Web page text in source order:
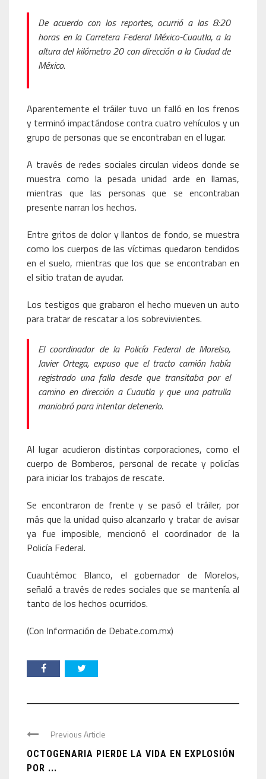
De acuerdo con los reportes, ocurrió a las 8:20
horas en la Carretera Federal México-Cuautla, a la
altura del kilómetro 20 con dirección a la Ciudad de
México.
Aparentemente el tráiler tuvo un falló en los frenos
y terminó impactándose contra cuatro vehículos y un
grupo de personas que se encontraban en el lugar.
A través de redes sociales circulan videos donde se
muestra como la pesada unidad arde en llamas,
mientras que las personas que se encontraban
presente narran los hechos.
Entre gritos de dolor y llantos de fondo, se muestra
como los cuerpos de las víctimas quedaron tendidos
en el suelo, mientras que los que se encontraban en
el sitio tratan de ayudar.
Los testigos que grabaron el hecho mueven un auto
para tratar de rescatar a los sobrevivientes.
El coordinador de la Policía Federal de Morelso,
Javier Ortega, expuso que el tracto camión había
registrado una falla desde que transitaba por el
camino en dirección a Cuautla y que una patrulla
maniobró para intentar detenerlo.
Al lugar acudieron distintas corporaciones, como el
cuerpo de Bomberos, personal de recate y policías
para iniciar los trabajos de rescate.
Se encontraron de frente y se pasó el tráiler, por
más que la unidad quiso alcanzarlo y tratar de avisar
ya fue imposible, mencionó el coordinador de la
Policía Federal.
Cuauhtémoc Blanco, el gobernador de Morelos,
señaló a través de redes sociales que se mantenía al
tanto de los hechos ocurridos.
(Con Información de Debate.com.mx)
Previous Article
OCTOGENARIA PIERDE LA VIDA EN EXPLOSIÓN
POR ...